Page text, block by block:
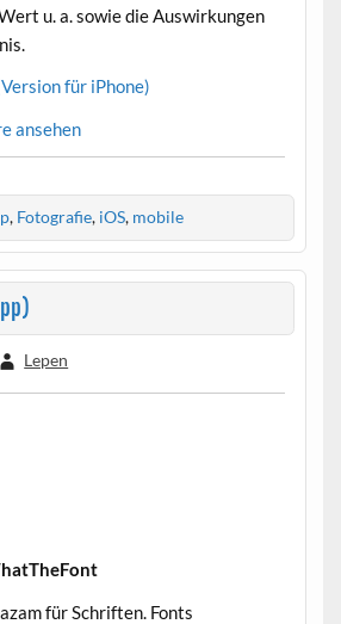
u. a. sowie die Auswirkungen
für iPhone)
ansehen
, Fotografie, iOS, mobile
Lepen
für Schriften. Fonts